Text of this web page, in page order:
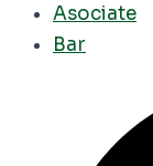
Asociate
Bar